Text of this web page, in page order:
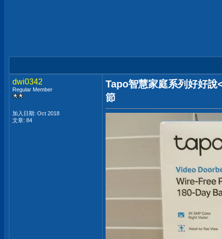
dwi0342
Regular Member
加入日期: Oct 2018
文章: 84
Tapo智慧家庭系列好好說
節